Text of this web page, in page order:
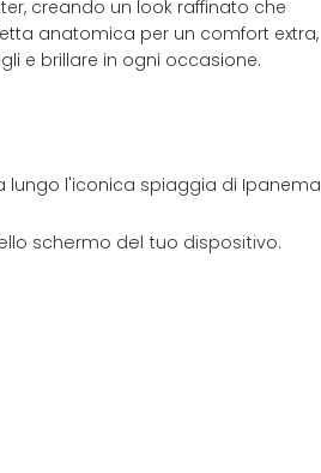
creando un look raffinato che
anatomica per un comfort extra,
e brillare in ogni occasione.
lungo l'iconica spiaggia di
schermo del tuo dispositivo.